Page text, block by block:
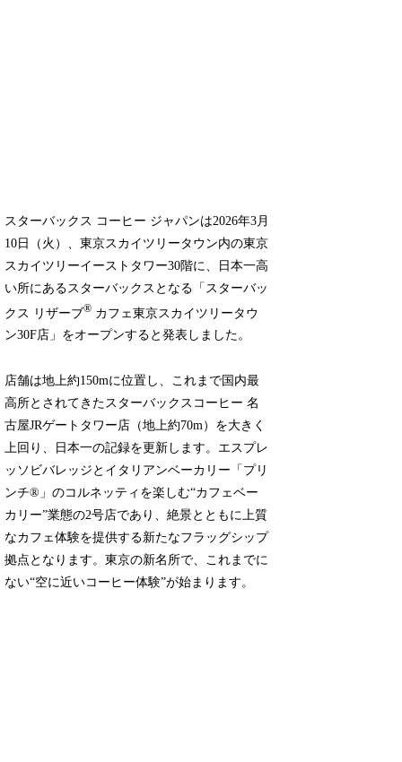
スターバックス コーヒー ジャパンは2026年3月
10日（火）、東京スカイツリータウン内の東京
スカイツリーイーストタワー30階に、日本一高
い所にあるスターバックスとなる「スターバッ
クス リザーブ® カフェ東京スカイツリータウ
ン30F店」をオープンすると発表しました。
店舗は地上約150mに位置し、これまで国内最
高所とされてきたスターバックスコーヒー 名
古屋JRゲートタワー店（地上約70m）を大きく
上回り、日本一の記録を更新します。エスプレ
ッソビバレッジとイタリアンベーカリー「プリ
ンチ®」のコルネッティを楽しむ“カフェベー
カリー”業態の2号店であり、絶景とともに上質
なカフェ体験を提供する新たなフラッグシップ
拠点となります。東京の新名所で、これまでに
ない“空に近いコーヒー体験”が始まります。